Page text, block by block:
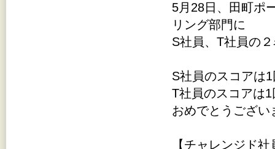
5月28日、田町ポ
リング部門に
S社員、T社員の
S社員のスコアは
T社員のスコアは
おめでとうござい
【チャレンジド